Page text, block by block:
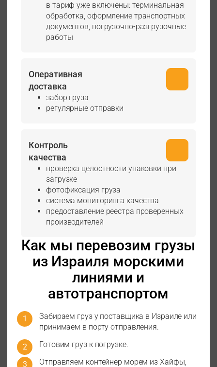
в тариф уже включены: терминальная
обработка, оформление транспортных
документов, погрузочно-разгрузочные
работы
Оперативная
доставка
забор груза
регулярные отправки
Контроль
качества
проверка целостности упаковки при
загрузке
фотофиксация груза
система мониторинга качества
предоставление реестра проверенных
производителей
Как мы перевозим грузы
из Израиля морскими
линиями и
автотранспортом
Забираем груз у поставщика в Израиле или
принимаем в порту отправления.
Готовим груз к погрузке.
Отправляем контейнер морем из Хайфы,